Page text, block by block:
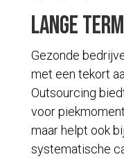
Lange
Gezonde
met een tekort
Outsourcing
voor
maar helpt ook
systematische